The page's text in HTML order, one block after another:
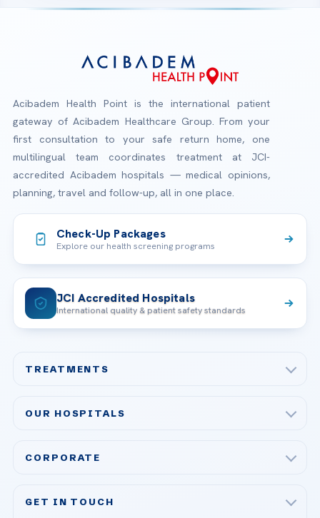
Acibadem Health Point is the international patient
gateway of Acibadem Healthcare Group. From your
first consultation to your safe return home, one
multilingual team coordinates treatment at JCI-
accredited Acibadem hospitals — medical opinions,
planning, travel and follow-up, all in one place.
Check-Up Packages
Explore our health screening programs
JCI Accredited Hospitals
International quality & patient safety standards
TREATMENTS
Bariatric & Metabolic Surgery
OUR HOSPITALS
Acibadem Ataşehir Hospital
CORPORATE
GET IN TOUCH